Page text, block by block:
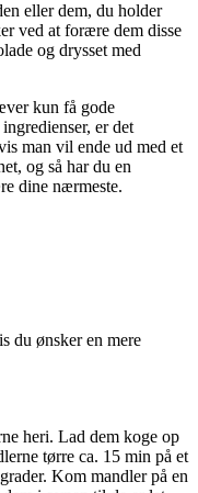
eller dem, du holder
ved at forære dem disse
og drysset med
kun få gode
er det
man vil ende ud med et
og så har du en
dine nærmeste.
du ønsker en mere
heri. Lad dem koge op
tørre ca. 15 min på et
Kom mandler på en